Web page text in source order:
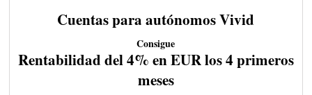
Cuentas para autónomos Vivid
Consigue
Rentabilidad del 4% en EUR los 4 primeros
meses